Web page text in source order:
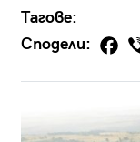
Тагове:
Сподели: